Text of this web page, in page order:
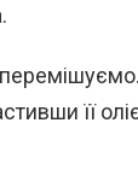
її